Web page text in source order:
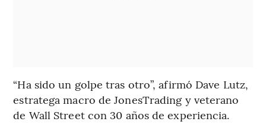
“Ha sido un golpe tras otro”, afirmó Dave Lutz,
estratega macro de JonesTrading y veterano
de Wall Street con 30 años de experiencia.